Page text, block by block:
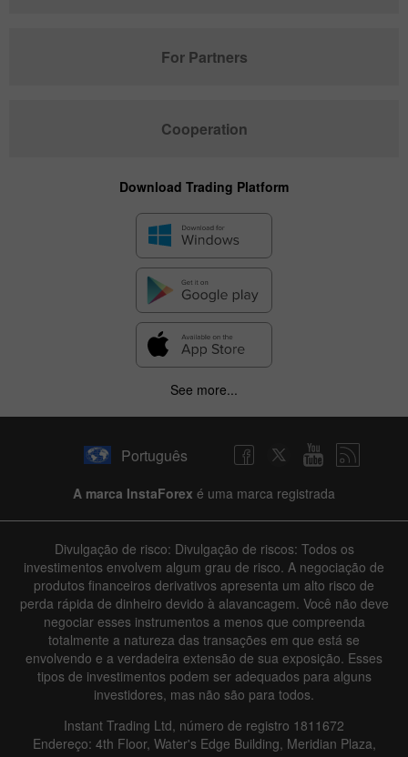
For Partners
Cooperation
Download Trading Platform
See more...
Português
A marca InstaForex é uma marca registrada
Divulgação de risco: Divulgação de riscos: Todos os
investimentos envolvem algum grau de risco. A negociação de
produtos financeiros derivativos apresenta um alto risco de
perda rápida de dinheiro devido à alavancagem. Você não deve
negociar esses instrumentos a menos que compreenda
totalmente a natureza das transações em que está se
envolvendo e a verdadeira extensão de sua exposição. Esses
tipos de investimentos podem ser adequados para alguns
investidores, mas não são para todos.
Instant Trading Ltd, número de registro 1811672
Endereço: 4th Floor, Water's Edge Building, Meridian Plaza,